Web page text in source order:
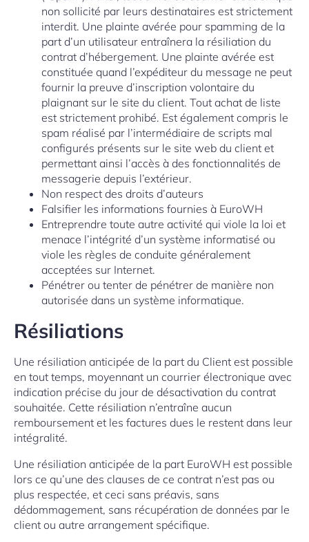
non sollicité par leurs destinataires est strictement
interdit. Une plainte avérée pour spamming de la
part d’un utilisateur entraînera la résiliation du
contrat d’hébergement. Une plainte avérée est
constituée quand l’expéditeur du message ne peut
fournir la preuve d’inscription volontaire du
plaignant sur le site du client. Tout achat de liste
est strictement prohibé. Est également compris le
spam réalisé par l’intermédiaire de scripts mal
configurés présents sur le site web du client et
permettant ainsi l’accès à des fonctionnalités de
messagerie depuis l’extérieur.
Non respect des droits d’auteurs
Falsifier les informations fournies à EuroWH
Entreprendre toute autre activité qui viole la loi et
menace l’intégrité d’un système informatisé ou
viole les règles de conduite généralement
acceptées sur Internet.
Pénétrer ou tenter de pénétrer de manière non
autorisée dans un système informatique.
Résiliations
Une résiliation anticipée de la part du Client est possible
en tout temps, moyennant un courrier électronique avec
indication précise du jour de désactivation du contrat
souhaitée. Cette résiliation n’entraîne aucun
remboursement et les factures dues le restent dans leur
intégralité.
Une résiliation anticipée de la part EuroWH est possible
lors ce qu’une des clauses de ce contrat n’est pas ou
plus respectée, et ceci sans préavis, sans
dédommagement, sans récupération de données par le
client ou autre arrangement spécifique.